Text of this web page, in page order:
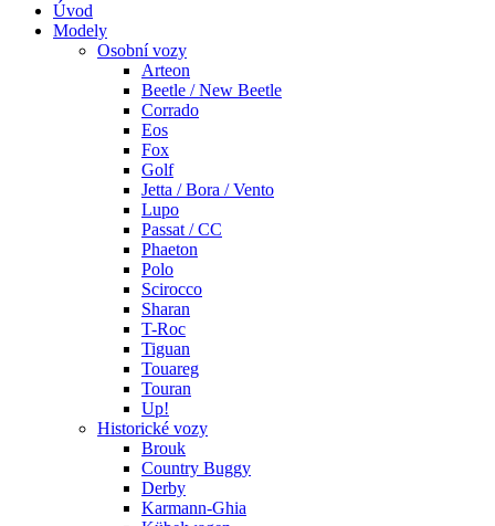
Úvod
Modely
Osobní vozy
Arteon
Beetle / New Beetle
Corrado
Eos
Fox
Golf
Jetta / Bora / Vento
Lupo
Passat / CC
Phaeton
Polo
Scirocco
Sharan
T-Roc
Tiguan
Touareg
Touran
Up!
Historické vozy
Brouk
Country Buggy
Derby
Karmann-Ghia